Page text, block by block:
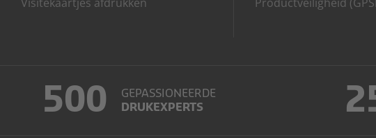
Visitekaartjes afdrukken
Productveiligheid
500
GEPASSIONEERDE
DRUKEXPERTS